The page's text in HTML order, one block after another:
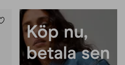
Lägg till i favoriter